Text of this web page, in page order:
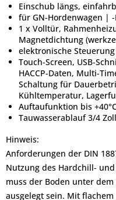
Einschub längs,
für GN-Hordenwagen | -
1 x Volltür,
Magnetdichtung
elektronische Steuerung
Touch-Screen, USB-
HACCP-Daten, Multi-
Schaltung für
Kühltemperatur,
Auftaufunktion bis
Tauwasserablauf 3/4 Zoll
Hinweis:
Anforderungen der DIN
Nutzung des Hardchill-
muss der Boden unter
ausgelegt sein. Mit